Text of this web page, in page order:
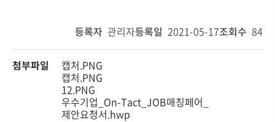
등록자 관리자등록일 2021-05-17조회수 84
첨부파일
캡처.PNG
캡처.PNG
12.PNG
우수기업_On-Tact_JOB매칭페어_
제안요청서.hwp